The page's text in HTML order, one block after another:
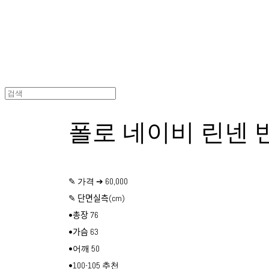
폴로 네이비 린넨
✎ 가격 ➔ 60,000
✎ 단면실측(cm)
•총장 76
•가슴 63
•어깨 50
•100-105 추천